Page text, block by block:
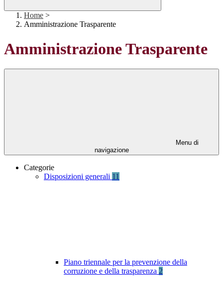
Home >
Amministrazione Trasparente
Amministrazione Trasparente
Menu di
navigazione
Categorie
Disposizioni generali 11
Piano triennale per la prevenzione della
corruzione e della trasparenza 2